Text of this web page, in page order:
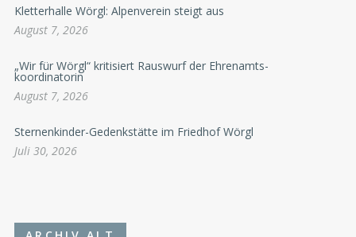
Kletterhalle Wörgl: Alpenverein steigt aus
August 7, 2026
„Wir für Wörgl“ kritisiert Rauswurf der Ehrenamts-
koordinatorin
August 7, 2026
Sternenkinder-Gedenkstätte im Friedhof Wörgl
Juli 30, 2026